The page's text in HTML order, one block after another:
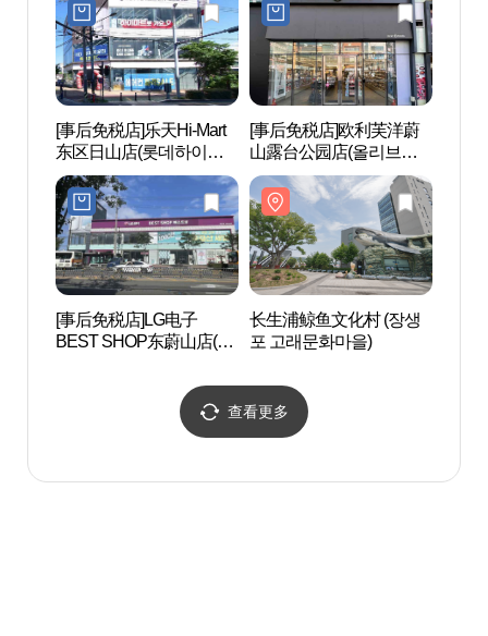
[事后免税店]乐天Hi-Mart
东区日山店(롯데하이마
트 동구일산점)
[事后免税店]欧利芙洋蔚
山露台公园店(올리브영
울산테라스파크점)
[事后免税店]LG电子
BEST SHOP东蔚山店(LG
长生浦鲸鱼文化村 (장생
포 고래문화마을)
查看更多